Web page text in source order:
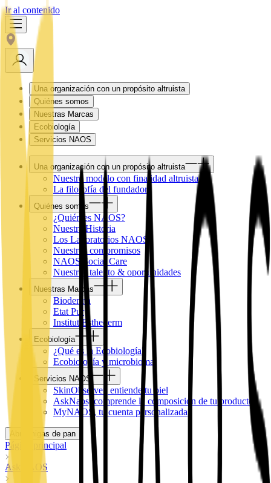
Ir al contenido
Una organización con un propósito altruista
Quiénes somos
Nuestras Marcas
Ecobiología
Servicios NAOS
Una organización con un propósito altruista
Nuestro modelo con finalidad altruista
La filosofía del fundador
Quiénes somos
¿Quién es NAOS?
Nuestra Historia
Los Laboratorios NAOS
Nuestros compromisos
NAOS Social Care
Nuestros talento & oportunidades
Nuestras Marcas
Bioderma
Etat Pur
Institut Esthederm
Ecobiología
¿Qué es la Ecobiología?
Ecobiología y microbioma
Servicios NAOS
SkinObserver, entiende tu piel
AskNaos, comprende la composición de tu producto
MyNAOS, tu cuenta personalizada
Abrir migas de pan
Página principal
AskNAOS